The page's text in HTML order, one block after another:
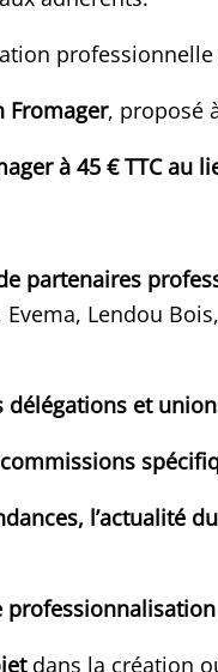
Fromager, proposé
à 45 € TTC au
partenaires
Lendou
et
l’actualité
professionnalisation
dans la création